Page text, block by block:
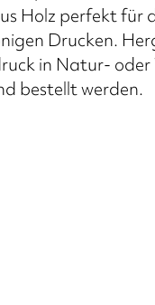
Holz perfekt für
Drucken.
in Natur-
bestellt werden.